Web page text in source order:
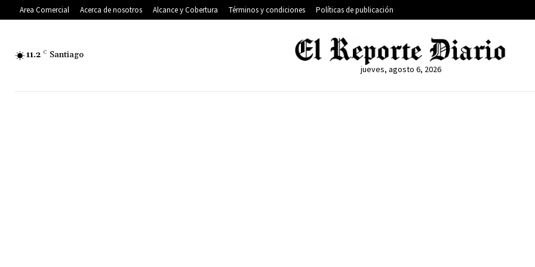
Area Comercial Acerca de nosotros Alcance y Cobertura Términos y condiciones Políticas de publicación
11.2 C Santiago
jueves, agosto 6, 2026